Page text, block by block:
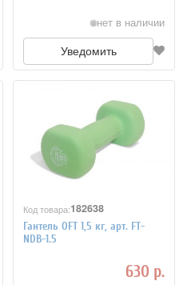
нет в наличии
Уведомить
Код товара:182638
Гантель OFT 1,5 кг, арт. FT-
NDB-1.5
630 р.